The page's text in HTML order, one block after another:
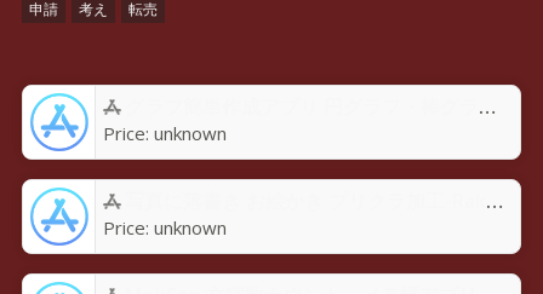
申請
考え 転売
グラフ簡単作成アプリ 円グラフ・棒グラフ・折れ線GraPhoアプリ - App Store
Price: unknown
写真に落書き お絵かき プリクラ加工-Rakugaky-アプリ - App Store
Price: unknown